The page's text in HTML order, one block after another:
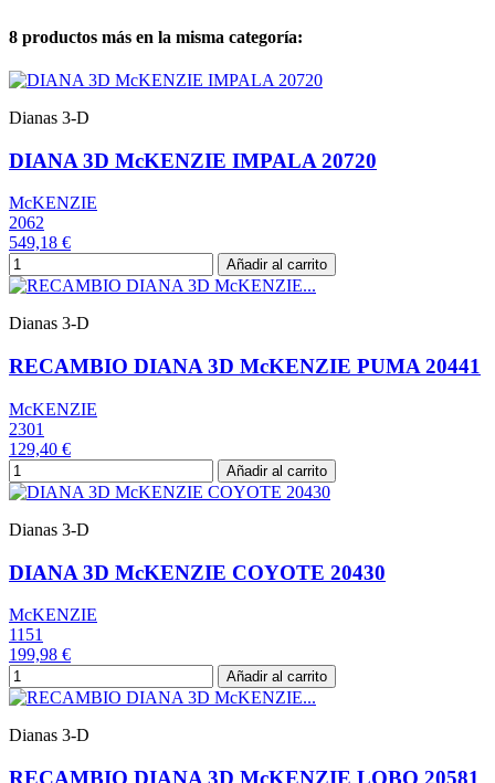
8 productos más en la misma categoría:
Dianas 3-D
DIANA 3D McKENZIE IMPALA 20720
McKENZIE
2062
549,18 €
Añadir al carrito
Dianas 3-D
RECAMBIO DIANA 3D McKENZIE PUMA 20441
McKENZIE
2301
129,40 €
Añadir al carrito
Dianas 3-D
DIANA 3D McKENZIE COYOTE 20430
McKENZIE
1151
199,98 €
Añadir al carrito
Dianas 3-D
RECAMBIO DIANA 3D McKENZIE LOBO 20581